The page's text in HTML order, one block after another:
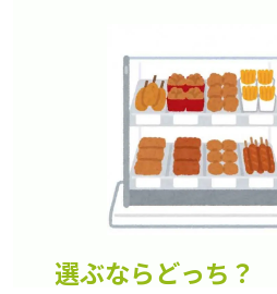
選ぶならどっち？